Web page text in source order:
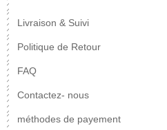
Livraison & Suivi
Politique de Retour
FAQ
Contactez- nous
méthodes de payement